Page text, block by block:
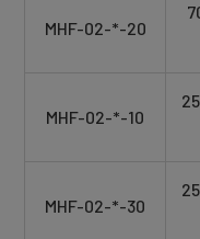
MHF-02-*-20
MHF-02-*-10
MHF-02-*-30